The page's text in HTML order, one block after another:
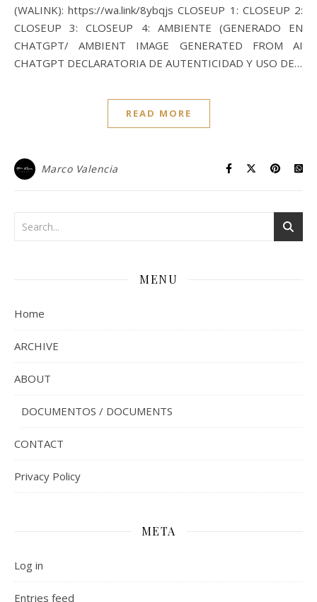
(WALINK): https://wa.link/8ybqjs CLOSEUP 1: CLOSEUP 2:
CLOSEUP 3: CLOSEUP 4: AMBIENTE (GENERADO EN
CHATGPT/ AMBIENT IMAGE GENERATED FROM AI
CHATGPT DECLARATORIA DE AUTENTICIDAD Y USO DE…
READ MORE
Marco Valencia
MENU
Home
ARCHIVE
ABOUT
DOCUMENTOS / DOCUMENTS
CONTACT
Privacy Policy
META
Log in
Entries feed